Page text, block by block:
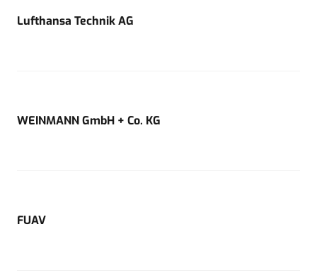
Lufthansa Technik AG
WEINMANN GmbH + Co. KG
FUAV